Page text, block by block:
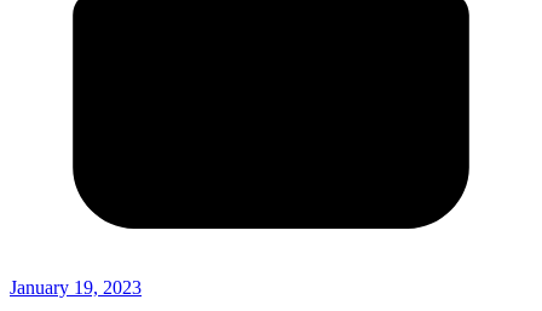
January 19, 2023